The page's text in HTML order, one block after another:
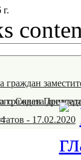
Совета
граждан
- 17.02.2020